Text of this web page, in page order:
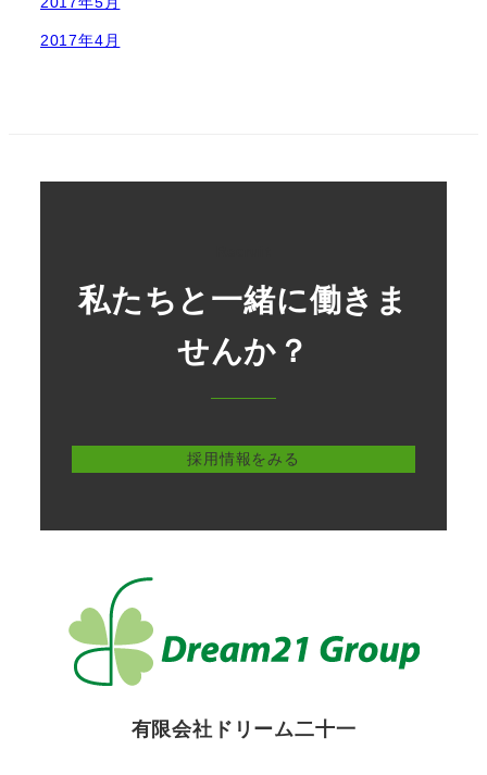
2017年4月
私たちと一緒に働きま
せんか？
採用情報をみる
有限会社ドリーム二十一